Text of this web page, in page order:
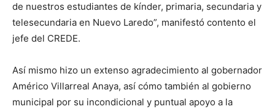
de nuestros estudiantes de kínder, primaria, secundaria y
telesecundaria en Nuevo Laredo”, manifestó contento el
jefe del CREDE.
Así mismo hizo un extenso agradecimiento al gobernador
Américo Villarreal Anaya, así cómo también al gobierno
municipal por su incondicional y puntual apoyo a la